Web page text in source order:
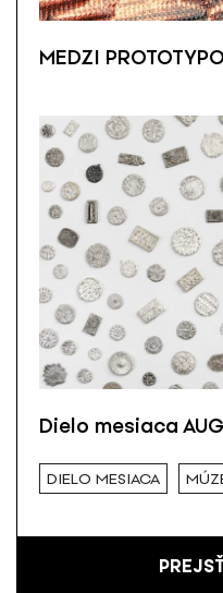
MEDZI
Dielo mesiaca
DIELO MESIACA